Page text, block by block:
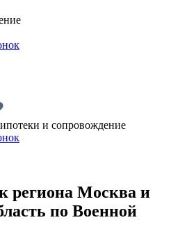
и сопровождение
региона Москва и
по Военной